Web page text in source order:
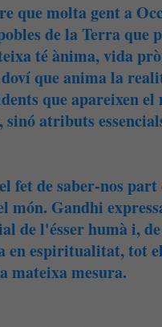
que molta gent a
de la Terra
té ànima, vida
que anima la
que apareixen
atributs
fet de saber-nos
Gandhi
de l'ésser humà i,
en espiritualitat, tot
mateixa mesura.